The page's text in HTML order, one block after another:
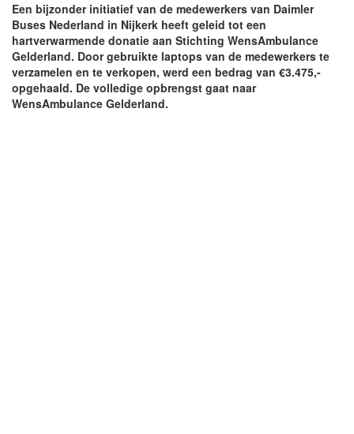
Een bijzonder initiatief van de medewerkers van Daimler
Buses Nederland in Nijkerk heeft geleid tot een
hartverwarmende donatie aan Stichting WensAmbulance
Gelderland. Door gebruikte laptops van de medewerkers te
verzamelen en te verkopen, werd een bedrag van €3.475,-
opgehaald. De volledige opbrengst gaat naar
WensAmbulance Gelderland.